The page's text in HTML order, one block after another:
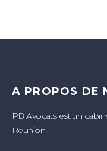
A PROPOS DE
PB Avocats est un
Réunion.